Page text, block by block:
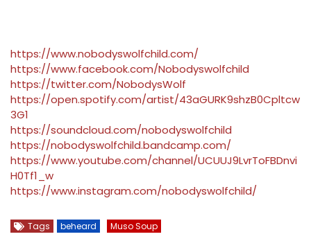
https://www.nobodyswolfchild.com/
https://www.facebook.com/Nobodyswolfchild
https://twitter.com/NobodysWolf
https://open.spotify.com/artist/43aGURK9shzB0Cpltcw
3G1
https://soundcloud.com/nobodyswolfchild
https://nobodyswolfchild.bandcamp.com/
https://www.youtube.com/channel/UCUUJ9LvrToFBDnvi
H0Tf1_w
https://www.instagram.com/nobodyswolfchild/
Tags beheard Muso Soup